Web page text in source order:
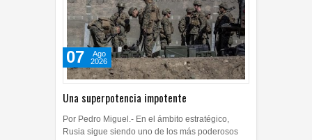
Una superpotencia impotente
07
Ago
2026
Por Pedro Miguel.- En el ámbito estratégico,
Rusia sigue siendo uno de los más poderosos